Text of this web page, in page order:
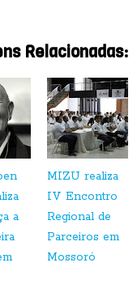
Relacionadas:
a
MIZU realiza
IV Encontro
Regional de
Parceiros em
Mossoró